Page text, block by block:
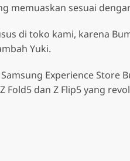
memuaskan sesuai
di toko kami, karena
Yuki.
Experience
Fold5 dan Z Flip5 yang